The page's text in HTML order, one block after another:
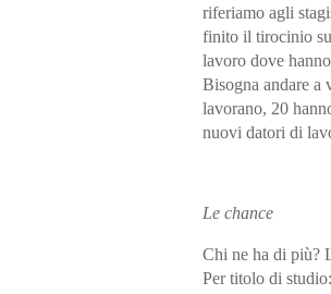
riferiamo agli
finito il tirocinio
lavoro dove
Bisogna andare a
lavorano, 20
nuovi datori di
Le chance
Chi ne ha di più?
Per titolo di studio